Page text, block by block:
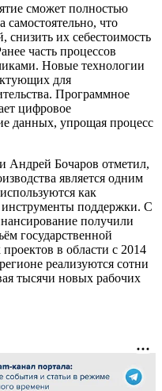
сможет полностью
самостоятельно, что
снизить их себестоимость
часть процессов
Новые технологии
для
Программное
цифровое
данных, упрощая процесс
Андрей Бочаров отметил,
является одним
как
инструменты поддержки. С
получили
государственной
в области с 2014
реализуются сотни
тысячи новых рабочих